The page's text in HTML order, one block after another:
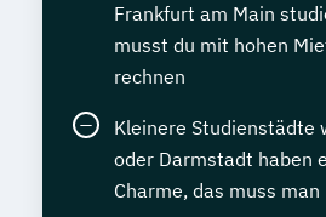
Frankfurt am Main
musst du mit hohen
rechnen
Kleinere Studienstädte
oder Darmstadt haben
Charme, das muss man